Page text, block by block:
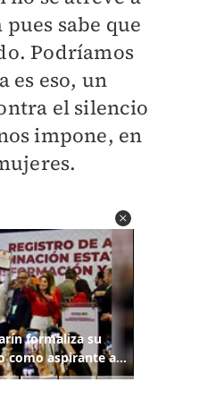
sabe que
Podríamos
es eso, un
el silencio
impone, en